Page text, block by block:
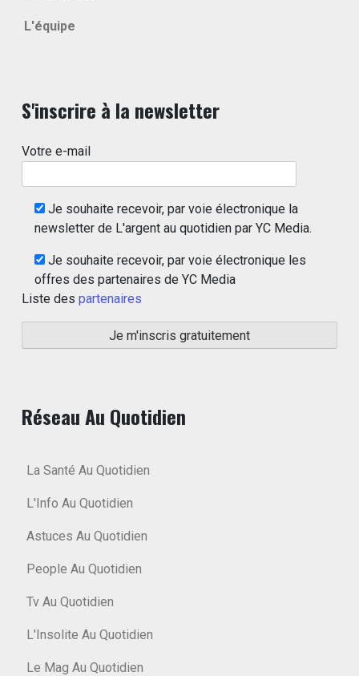
L'équipe
S'inscrire à la newsletter
Votre e-mail
Je souhaite recevoir, par voie électronique la
newsletter de L'argent au quotidien par YC Media.
Je souhaite recevoir, par voie électronique les
offres des partenaires de YC Media
Liste des partenaires
Réseau Au Quotidien
La Santé Au Quotidien
L'Info Au Quotidien
Astuces Au Quotidien
People Au Quotidien
Tv Au Quotidien
L'Insolite Au Quotidien
Le Mag Au Quotidien